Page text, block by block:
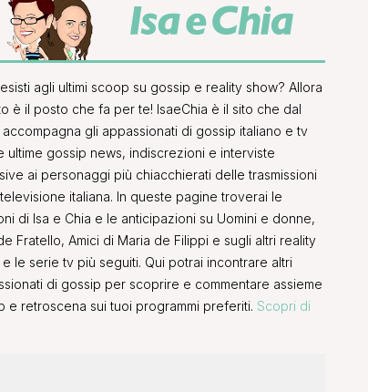
agli ultimi scoop su gossip e reality show? Allora
è il posto che fa per te! IsaeChia è il sito che dal
gli appassionati di gossip italiano e tv
ultime gossip news, indiscrezioni e interviste
ai personaggi più chiacchierati delle trasmissioni
italiana. In queste pagine troverai le
di Isa e Chia e le anticipazioni su Uomini e donne,
Fratello, Amici di Maria de Filippi e sugli altri reality
e le serie tv più seguiti. Qui potrai incontrare altri
di gossip per scoprire e commentare assieme
e retroscena sui tuoi programmi preferiti. Scopri di